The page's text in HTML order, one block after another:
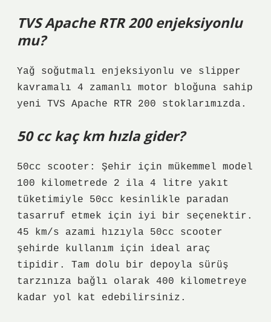
TVS Apache RTR 200 enjeksiyonlu
mu?
Yağ soğutmalı enjeksiyonlu ve slipper
kavramalı 4 zamanlı motor bloğuna sahip
yeni TVS Apache RTR 200 stoklarımızda.
50 cc kaç km hızla gider?
50cc scooter: Şehir için mükemmel model
100 kilometrede 2 ila 4 litre yakıt
tüketimiyle 50cc kesinlikle paradan
tasarruf etmek için iyi bir seçenektir.
45 km/s azami hızıyla 50cc scooter
şehirde kullanım için ideal araç
tipidir. Tam dolu bir depoyla sürüş
tarzınıza bağlı olarak 400 kilometreye
kadar yol kat edebilirsiniz.